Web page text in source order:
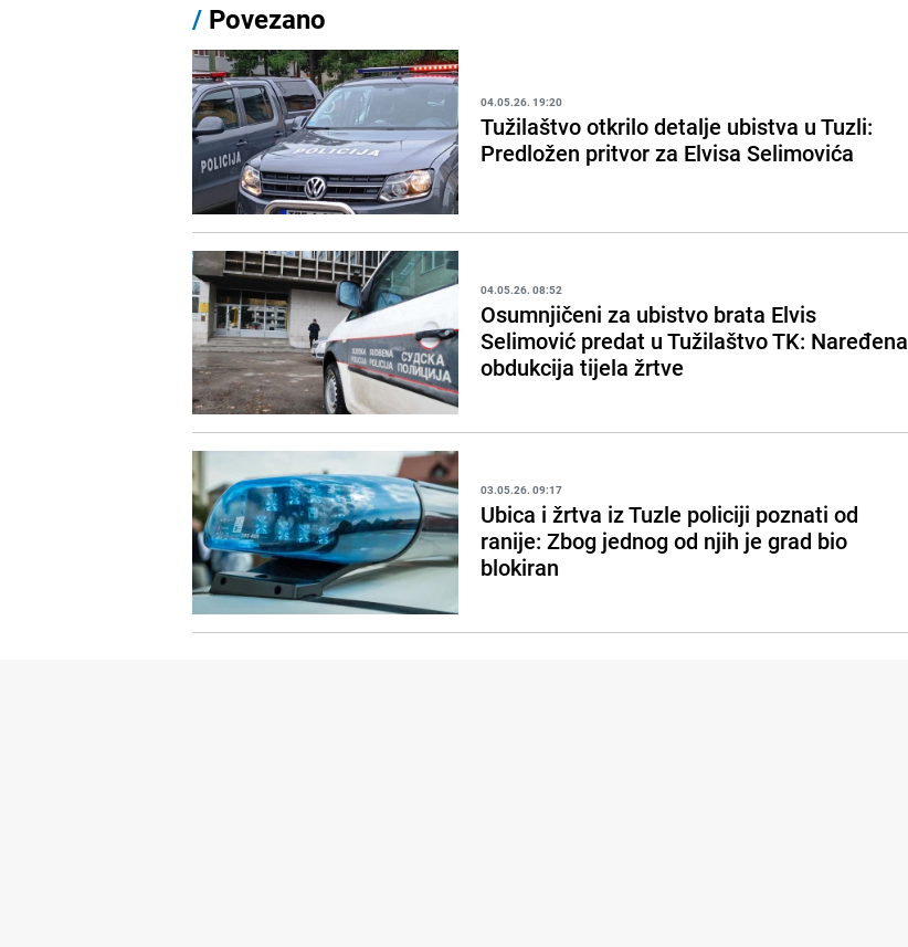
/ Povezano
04.05.26. 19:20
Tužilaštvo otkrilo detalje ubistva u Tuzli:
Predložen pritvor za Elvisa Selimovića
04.05.26. 08:52
Osumnjičeni za ubistvo brata Elvis
Selimović predat u Tužilaštvo TK: Naređena
obdukcija tijela žrtve
03.05.26. 09:17
Ubica i žrtva iz Tuzle policiji poznati od
ranije: Zbog jednog od njih je grad bio
blokiran